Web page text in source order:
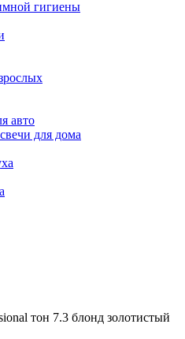
гигиены
авто
для дома
тон 7.3 блонд золотистый